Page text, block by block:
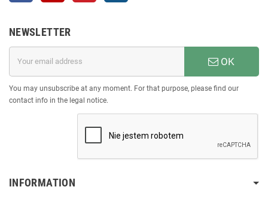
NEWSLETTER
OK
You may unsubscribe at any moment. For that purpose, please find our
contact info in the legal notice.
INFORMATION